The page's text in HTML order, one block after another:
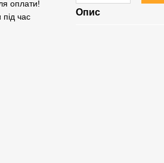
оплати!
під час
Опис